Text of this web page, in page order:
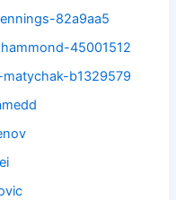
82a9aa5
45001512
b1329579